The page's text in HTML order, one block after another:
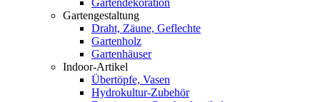
Gartendekoration
Gartengestaltung
Draht, Zäune, Geflechte
Gartenholz
Gartenhäuser
Indoor-Artikel
Übertöpfe, Vasen
Hydrokultur-Zubehör